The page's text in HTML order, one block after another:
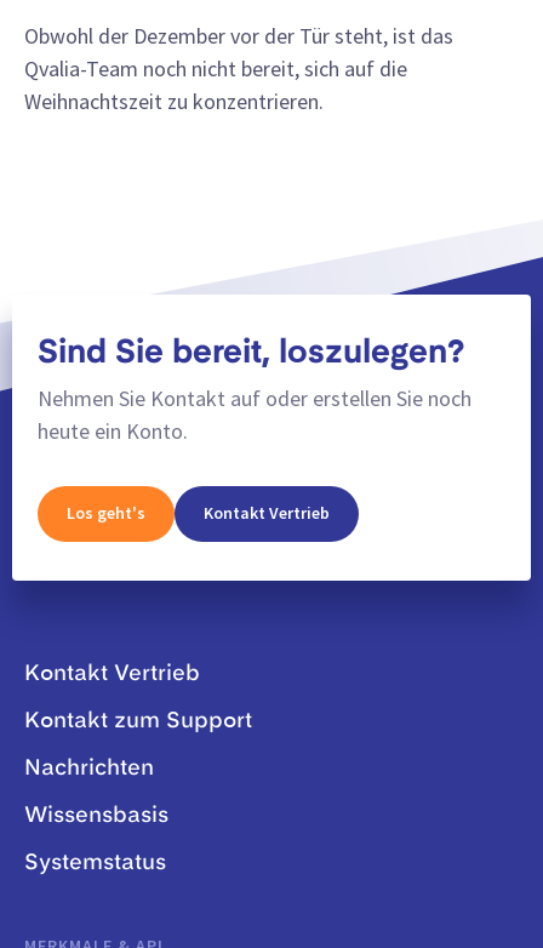
Obwohl der Dezember vor der Tür steht, ist das
Qvalia-Team noch nicht bereit, sich auf die
Weihnachtszeit zu konzentrieren.
Sind Sie bereit, loszulegen?
Nehmen Sie Kontakt auf oder erstellen Sie noch
heute ein Konto.
Los geht's Kontakt Vertrieb
Kontakt Vertrieb
Kontakt zum Support
Nachrichten
Wissensbasis
Systemstatus